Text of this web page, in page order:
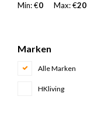
Min: €0 Max: €20
Marken
Alle Marken
HKliving